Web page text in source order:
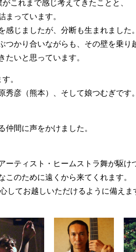
これまで感じ考えてきたことと、
まっています。
じましたが、分断も生まれました。
つかり合いながらも、その壁を乗り
たいと思っています。
。
彦（熊本）、そして娘つむぎです。
間に声をかけました。
ティスト・ヒームストラ舞が駆け
のために遠くから来てくれます。
してお越しいただけるように備えま